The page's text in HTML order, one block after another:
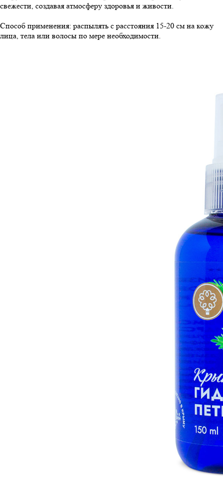
свежести, создавая атмосферу здоровья и живости.
Способ применения: распылять с расстояния 15-20 см на кожу
лица, тела или волосы по мере необходимости.